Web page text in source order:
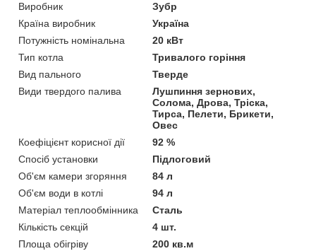
Виробник
Зубр
Країна виробник
Україна
Потужність номінальна
20 кВт
Тип котла
Тривалого горіння
Вид пального
Тверде
Види твердого палива
Лушпиння зернових,
Солома, Дрова, Тріска,
Тирса, Пелети, Брикети,
Овес
Коефіцієнт корисної дії
92 %
Спосіб установки
Підлоговий
Об'єм камери згоряння
84 л
Об'єм води в котлі
94 л
Матеріал теплообмінника
Сталь
Кількість секцій
4 шт.
Площа обігріву
200 кв.м